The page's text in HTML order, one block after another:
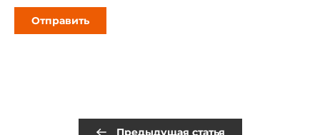
Отправить
Предыдущая статья